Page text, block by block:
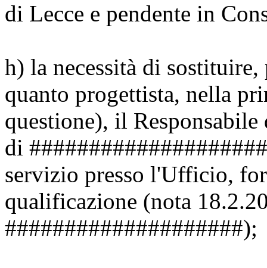
di Lecce e pendente in
h) la necessità di
quanto progettista, nella
questione), il
di
servizio presso l'Ufficio,
qualificazione (nota
####################);